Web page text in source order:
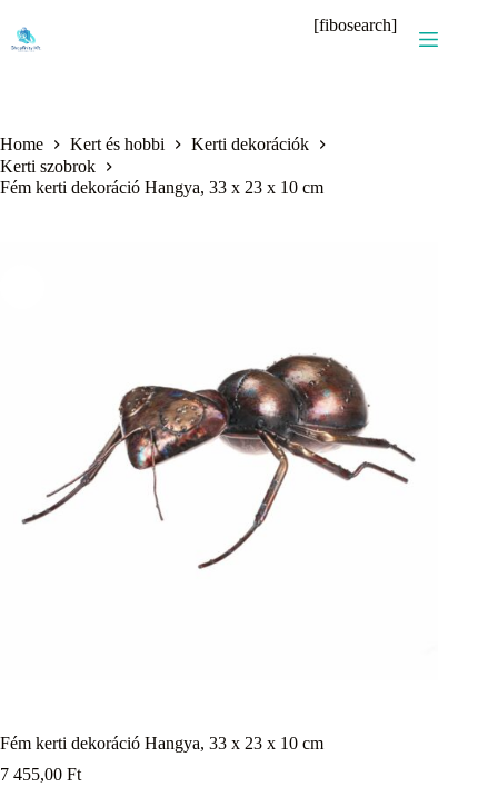
content
[fibosearch]
Home Kert és hobbi
Kerti dekorációk
Kerti szobrok
Fém kerti dekoráció Hangya, 33 x 23 x 10 cm
Fém kerti dekoráció Hangya, 33 x 23 x 10 cm
7 455,00 Ft